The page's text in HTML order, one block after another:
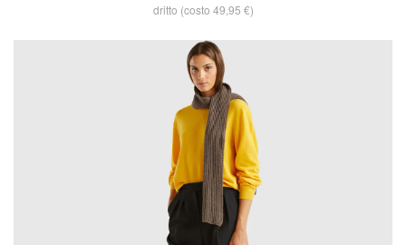
dritto (costo 49,95 €)